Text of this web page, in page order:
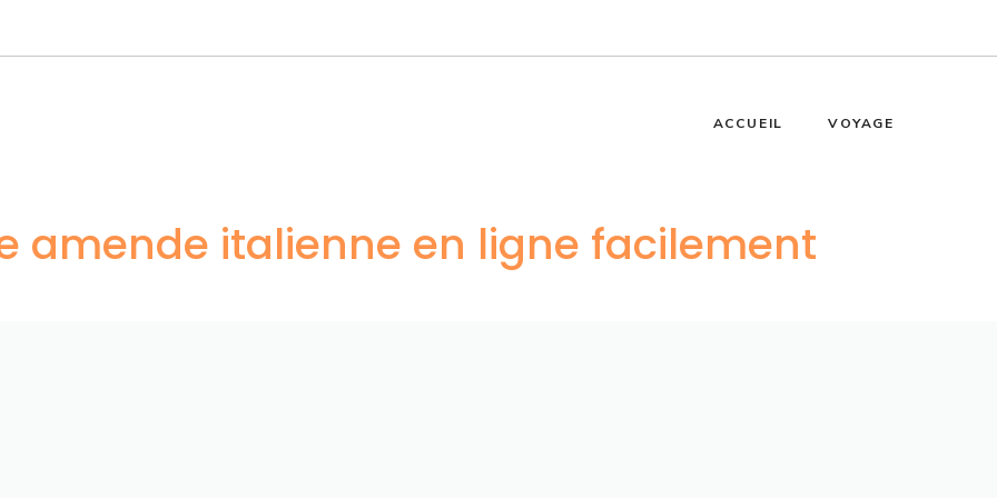
ACCUEIL VOYAGE
amende italienne en ligne facilement